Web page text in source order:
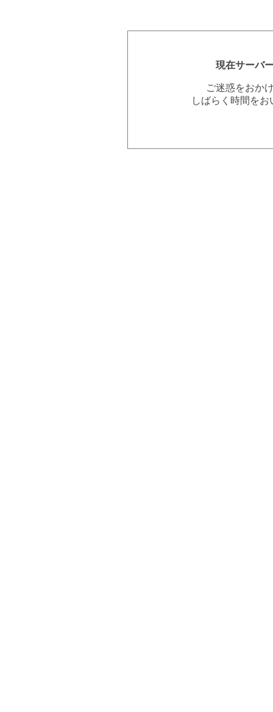
現在サーバ
ご迷惑をおか
しばらく時間を